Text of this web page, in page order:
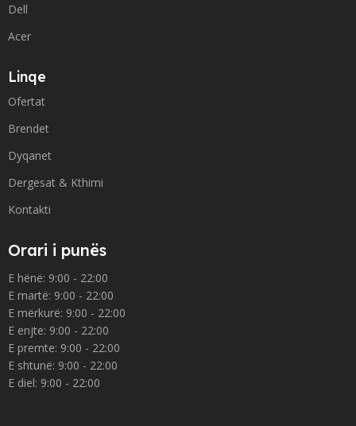
Dell
Acer
Linqe
Ofertat
Brendet
Dyqanet
Dergesat & Kthimi
Kontakti
Orari i punës
E hënë: 9:00 - 22:00
E martë: 9:00 - 22:00
E mërkurë: 9:00 - 22:00
E enjte: 9:00 - 22:00
E premte: 9:00 - 22:00
E shtunë: 9:00 - 22:00
E diel: 9:00 - 22:00